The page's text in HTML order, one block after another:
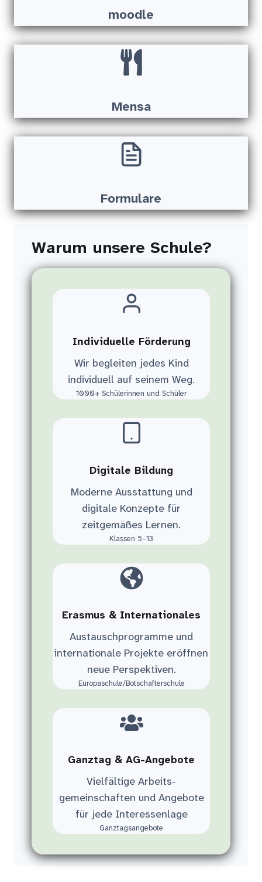
moodle
Mensa
Formulare
Warum unsere Schule?
Individuelle Förderung
Wir begleiten jedes Kind
individuell auf seinem Weg.
1000+ Schülerinnen und Schüler
Digitale Bildung
Moderne Ausstattung und
digitale Konzepte für
zeitgemäßes Lernen.
Klassen 5–13
Erasmus & Internationales
Austauschprogramme und
internationale Projekte eröffnen
neue Perspektiven.
Europaschule/Botschafterschule
Ganztag & AG-Angebote
Vielfältige Arbeits-
gemeinschaften und Angebote
für jede Interessenlage
Ganztagsangebote